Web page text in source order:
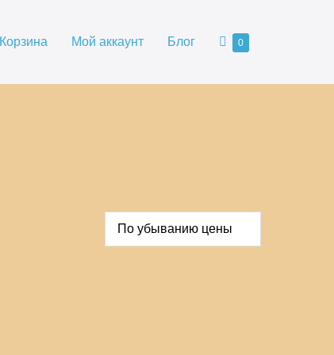
Корзина Мой аккаунт Блог Корзина
0Товары